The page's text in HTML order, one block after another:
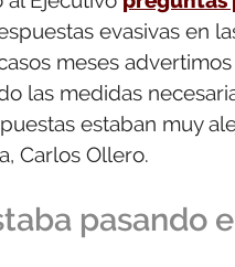
evasivas en
meses
las medidas
estaban muy
Carlos Ollero.
pasando